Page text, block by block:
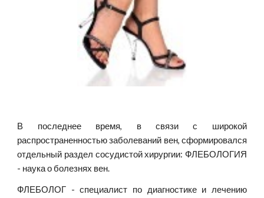
В последнее время, в связи с широкой
распространенностью заболеваний вен, сформировался
отдельный раздел сосудистой хирургии: ФЛЕБОЛОГИЯ
- наука о болезнях вен.
ФЛЕБОЛОГ - специалист по диагностике и лечению